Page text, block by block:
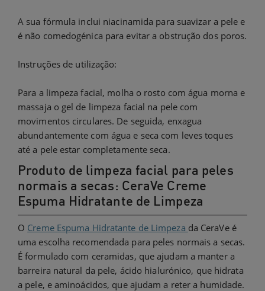
A sua fórmula inclui niacinamida para suavizar a pele e
é não comedogénica para evitar a obstrução dos poros.
Instruções de utilização:
Para a limpeza facial, molha o rosto com água morna e
massaja o gel de limpeza facial na pele com
movimentos circulares. De seguida, enxagua
abundantemente com água e seca com leves toques
até a pele estar completamente seca.
Produto de limpeza facial para peles
normais a secas: CeraVe Creme
Espuma Hidratante de Limpeza
O Creme Espuma Hidratante de Limpeza da CeraVe é
uma escolha recomendada para peles normais a secas.
É formulado com ceramidas, que ajudam a manter a
barreira natural da pele, ácido hialurónico, que hidrata
a pele, e aminoácidos, que ajudam a reter a humidade.